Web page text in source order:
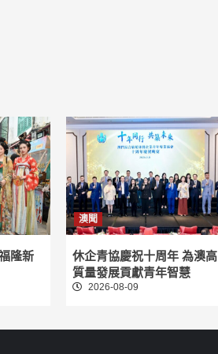
隆新
澳聞
休企青協慶祝十周年 為澳高
質量發展貢獻青年智慧
2026-08-09